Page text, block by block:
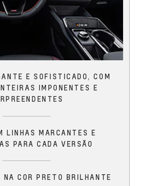
E SOFISTICADO, COM
IMPONENTES E
LINHAS MARCANTES E
PARA CADA VERSÃO
COR PRETO BRILHANTE